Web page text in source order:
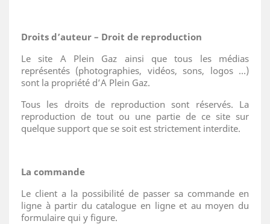
Droits d’auteur – Droit de reproduction
Le site A Plein Gaz ainsi que tous les médias
représentés (photographies, vidéos, sons, logos …)
sont la propriété d’A Plein Gaz.
Tous les droits de reproduction sont réservés. La
reproduction de tout ou une partie de ce site sur
quelque support que se soit est strictement interdite.
La commande
Le client a la possibilité de passer sa commande en
ligne à partir du catalogue en ligne et au moyen du
formulaire qui y figure.